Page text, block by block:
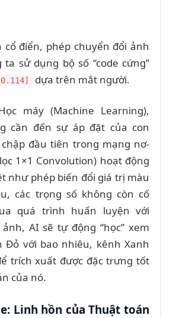
cổ điển, phép chuyển đổi ảnh
sử dụng bộ số “code cứng”
dựa trên mắt người.
máy (Machine Learning),
cần đến sự áp đặt của con
đầu tiên trong mạng nơ-
1×1 Convolution) hoạt động
như phép biến đổi giá trị màu
các trọng số không còn cố
quá trình huấn luyện với
AI sẽ tự động “học” xem
Đỏ với bao nhiêu, kênh Xanh
trích xuất được đặc trưng tốt
của nó.
Linh hồn của Thuật toán